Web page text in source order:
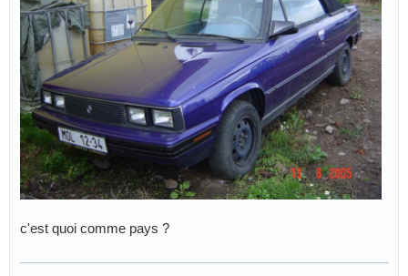
c'est quoi comme pays ?